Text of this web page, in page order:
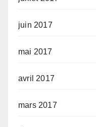
juin 2017
mai 2017
avril 2017
mars 2017